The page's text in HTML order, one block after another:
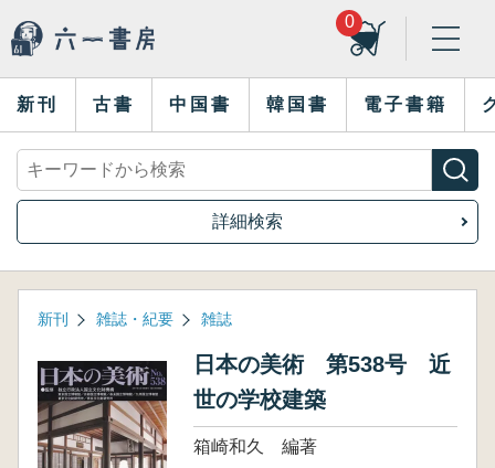
0
新刊 古書 中国書 韓国書 電子書籍
詳細検索
新刊 雑誌・紀要 雑誌
日本の美術 第538号 近
世の学校建築
箱崎和久 編著